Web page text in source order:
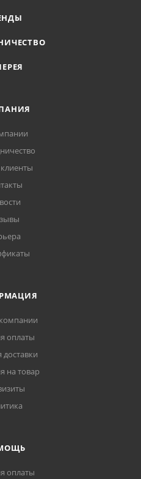
оплаты
доставки
на товар
оплаты